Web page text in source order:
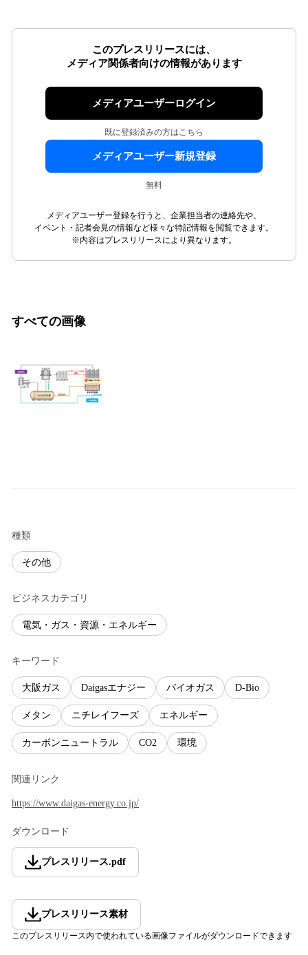
このプレスリリースには、
メディア関係者向けの情報があります
メディアユーザーログイン
既に登録済みの方はこちら
メディアユーザー新規登録
無料
メディアユーザー登録を行うと、企業担当者の連絡先や、
イベント・記者会見の情報など様々な特記情報を閲覧できます。
※内容はプレスリリースにより異なります。
すべての画像
種類
その他
ビジネスカテゴリ
電気・ガス・資源・エネルギー
キーワード
大阪ガス Daigasエナジー バイオガス D-Bio
メタン ニチレイフーズ エネルギー
カーボンニュートラル CO2 環境
関連リンク
https://www.daigas-energy.co.jp/
ダウンロード
プレスリリース.pdf
プレスリリース素材
このプレスリリース内で使われている画像ファイルがダウンロードできます